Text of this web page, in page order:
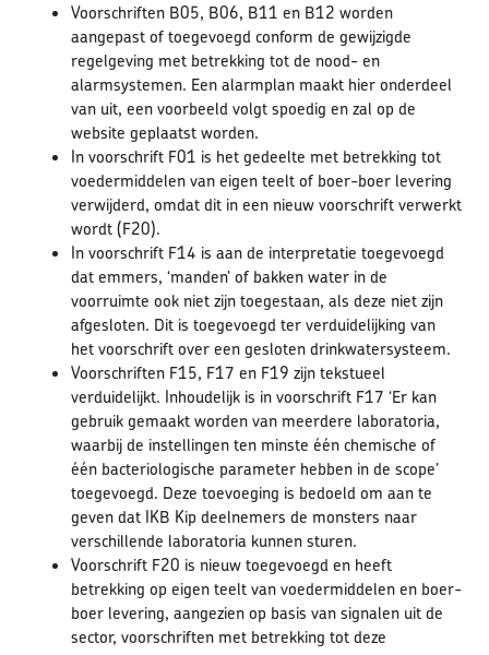
Voorschriften B05, B06, B11 en B12 worden
aangepast of toegevoegd conform de gewijzigde
regelgeving met betrekking tot de nood- en
alarmsystemen. Een alarmplan maakt hier onderdeel
van uit, een voorbeeld volgt spoedig en zal op de
website geplaatst worden.
In voorschrift F01 is het gedeelte met betrekking tot
voedermiddelen van eigen teelt of boer-boer levering
verwijderd, omdat dit in een nieuw voorschrift verwerkt
wordt (F20).
In voorschrift F14 is aan de interpretatie toegevoegd
dat emmers, ‘manden’ of bakken water in de
voorruimte ook niet zijn toegestaan, als deze niet zijn
afgesloten. Dit is toegevoegd ter verduidelijking van
het voorschrift over een gesloten drinkwatersysteem.
Voorschriften F15, F17 en F19 zijn tekstueel
verduidelijkt. Inhoudelijk is in voorschrift F17 ‘Er kan
gebruik gemaakt worden van meerdere laboratoria,
waarbij de instellingen ten minste één chemische of
één bacteriologische parameter hebben in de scope’
toegevoegd. Deze toevoeging is bedoeld om aan te
geven dat IKB Kip deelnemers de monsters naar
verschillende laboratoria kunnen sturen.
Voorschrift F20 is nieuw toegevoegd en heeft
betrekking op eigen teelt van voedermiddelen en boer-
boer levering, aangezien op basis van signalen uit de
sector, voorschriften met betrekking tot deze